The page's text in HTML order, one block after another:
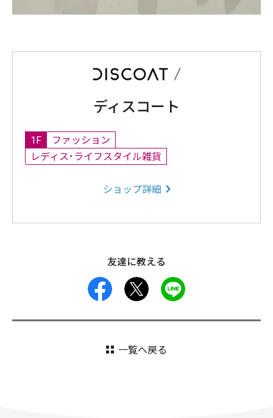
ディスコート
1F
ファッション
レディス･ライフスタイル雑貨
ショップ詳細
友達に教える
facebook
一覧へ戻る